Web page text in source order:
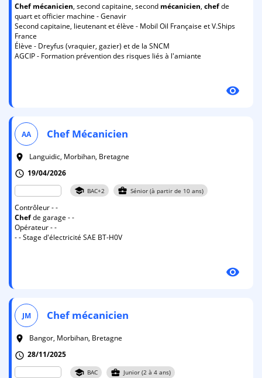
Chef mécanicien, second capitaine, second mécanicien, chefde
quart et officier machine - Genavir
Second capitaine, lieutenant et élève - Mobil Oil Française et V.Ships
France
Élève - Dreyfus (vraquier, gazier) et de la SNCM
AGCIP - Formation prévention des risques liés à l'amiante
visibility
AA Chef Mécanicien
room
Languidic, Morbihan, Bretagne
schedule 19/04/2026
school BAC+2 business_center Sénior (à partir de 10 ans)
Contrôleur - -
Chefde garage - -
Opérateur - -
- - Stage d'électricité SAE BT-H0V
visibility
JM Chef mécanicien
room
Bangor, Morbihan, Bretagne
schedule 28/11/2025
school BAC business_center Junior (2 à 4 ans)